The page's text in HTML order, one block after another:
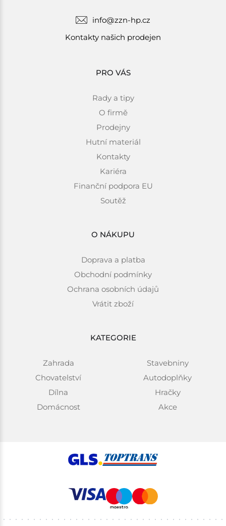
info@zzn-hp.cz
Kontakty našich prodejen
PRO VÁS
Rady a tipy
O firmě
Prodejny
Hutní materiál
Kontakty
Kariéra
Finanční podpora EU
Soutěž
O NÁKUPU
Doprava a platba
Obchodní podmínky
Ochrana osobních údajů
Vrátit zboží
KATEGORIE
Zahrada
Chovatelství
Dílna
Domácnost
Stavebniny
Autodoplňky
Hračky
Akce